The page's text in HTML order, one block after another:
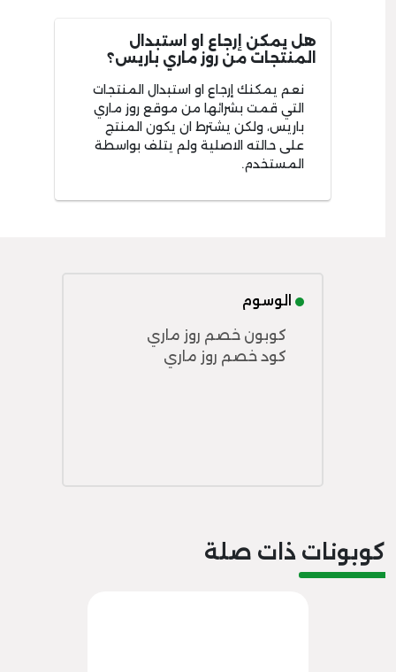
هل يمكن إرجاع او استبدال
المنتجات من روز ماري باريس؟
نعم يمكنك إرجاع او استبدال المنتجات
التي قمت بشرائها من موقع روز ماري
باريس، ولكن يشترط ان يكون المنتج
على حالته الاصلية ولم يتلف بواسطة
المستخدم.
الوسوم
كوبون خصم روز ماري
كود خصم روز ماري
كوبونات ذات صلة